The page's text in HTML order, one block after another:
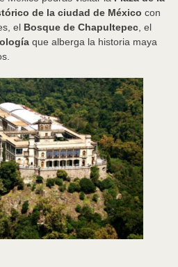
de la ciudad de México con
el Bosque de Chapultepec , el
que alberga la historia maya